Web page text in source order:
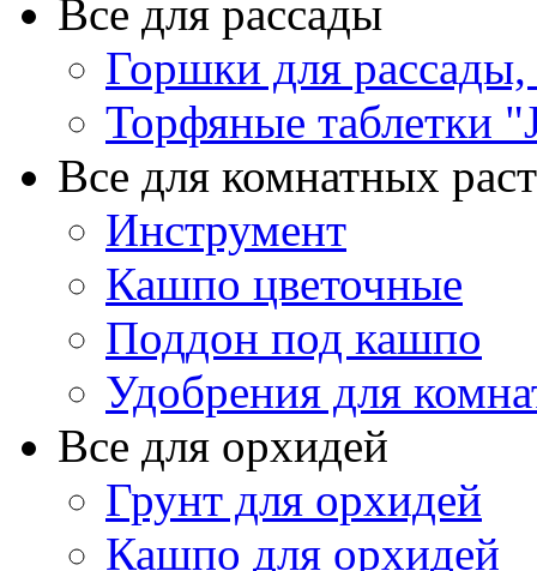
Все для рассады
Горшки для рассады,
Торфяные таблетки
Все для комнатных
Инструмент
Кашпо цветочные
Поддон под кашпо
Удобрения для
Все для орхидей
Грунт для орхидей
Кашпо для орхидей